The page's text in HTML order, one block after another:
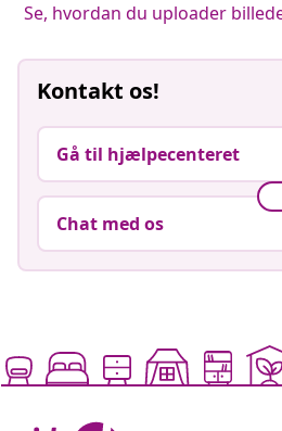
Se, hvordan du uploader
Kontakt os!
Gå til hjælpecenteret
Chat med os